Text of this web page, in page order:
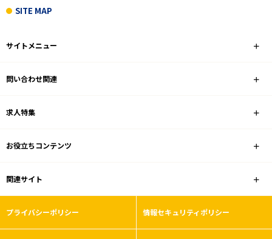
飯塚市
ホームセンター
雇用形態
こだわり条件
フリーワード
SITE MAP
サイトメニュー
問い合わせ関連
求人特集
お役立ちコンテンツ
関連サイト
プライバシーポリシー 情報セキュリティポリシー